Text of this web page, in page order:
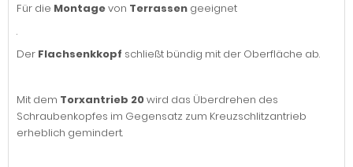
Für die Montagevon Terrassen geeignet
.
Der Flachsenkkopf schließt bündig mit der Oberfläche ab.
Mit dem Torxantrieb 20wird das Überdrehen des
Schraubenkopfes im Gegensatz zum Kreuzschlitzantrieb
erheblich gemindert.